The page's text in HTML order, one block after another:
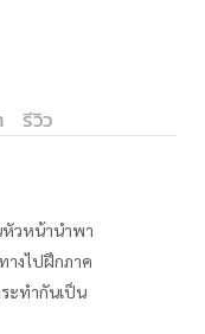
รีวิว
หัวหน้านำพา
างไปฝึกภาค
ะทำกันเป็น